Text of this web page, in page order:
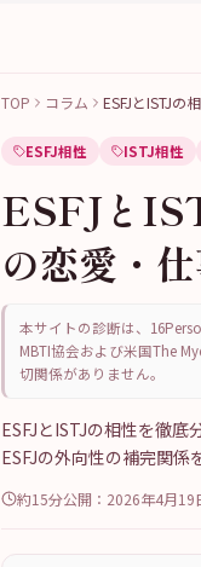
TOP コラム ESFJとISTJの
ESFJ相性 ISTJ相性
ESFJと
の恋愛・
本サイトの診断は、
MBTI協会および米国The
切関係がありません。
ESFJとISTJの相性を徹
ESFJの外向性の補完関係
約15分公開： 2026年4月19